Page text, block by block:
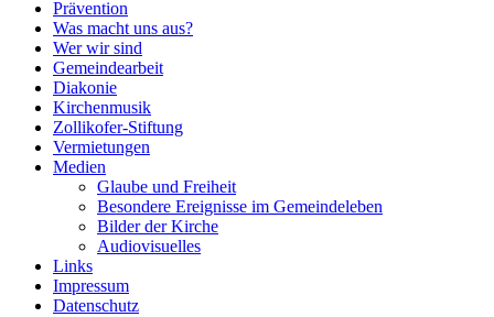
Prävention
Was macht uns aus?
Wer wir sind
Gemeindearbeit
Diakonie
Kirchenmusik
Zollikofer-Stiftung
Vermietungen
Medien
Glaube und Freiheit
Besondere Ereignisse im Gemeindeleben
Bilder der Kirche
Audiovisuelles
Links
Impressum
Datenschutz